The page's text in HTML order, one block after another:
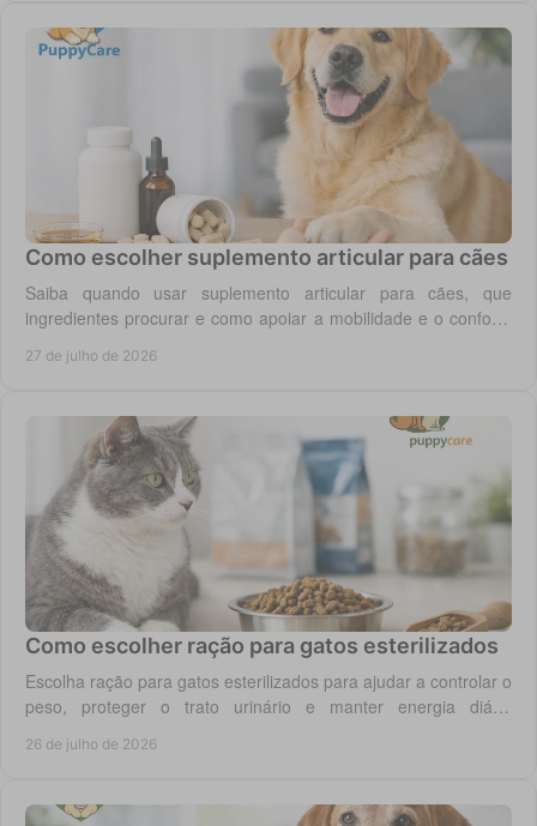
Como escolher suplemento articular para cães
Saiba quando usar suplemento articular para cães, que
ingredientes procurar e como apoiar a mobilidade e o conforto
27 de julho de 2026
Como escolher ração para gatos esterilizados
Escolha ração para gatos esterilizados para ajudar a controlar o
peso, proteger o trato urinário e manter energia diária
26 de julho de 2026